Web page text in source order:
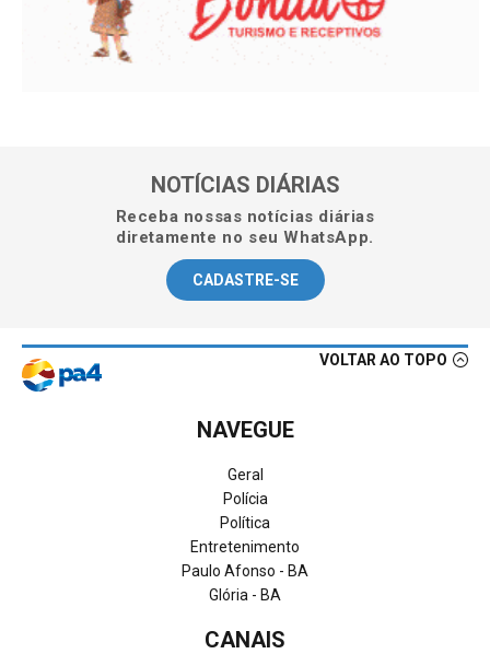
NOTÍCIAS DIÁRIAS
Receba nossas notícias diárias
diretamente no seu WhatsApp.
CADASTRE-SE
VOLTAR AO TOPO
NAVEGUE
Geral
Polícia
Política
Entretenimento
Paulo Afonso - BA
Glória - BA
CANAIS